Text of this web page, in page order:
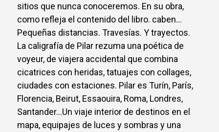
sitios que nunca conoceremos. En su obra,
como refleja el contenido del libro. caben…
Pequeñas distancias. Travesías. Y trayectos.
La caligrafía de Pilar rezuma una poética de
voyeur, de viajera accidental que combina
cicatrices con heridas, tatuajes con collages,
ciudades con estaciones. Pilar es Turín, París,
Florencia, Beirut, Essaouira, Roma, Londres,
Santander…Un viaje interior de destinos en el
mapa, equipajes de luces y sombras y una